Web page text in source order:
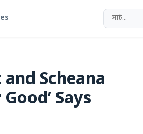
Scheana
Says